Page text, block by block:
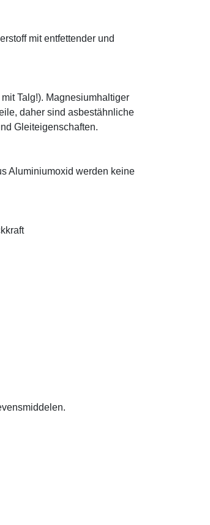
mit entfettender und
Talg!). Magnesiumhaltiger
daher sind asbestähnliche
Gleiteigenschaften.
Aluminiumoxid werden keine